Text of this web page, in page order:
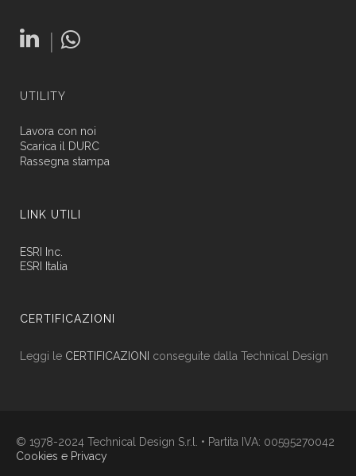
|
UTILITY
Lavora con noi
Scarica il DURC
Rassegna stampa
LINK UTILI
ESRI Inc.
ESRI Italia
CERTIFICAZIONI
Leggi le CERTIFICAZIONI conseguite dalla Technical Design
© 1978-2024 Technical Design S.r.l. • Partita IVA: 00595270042
Cookies e Privacy